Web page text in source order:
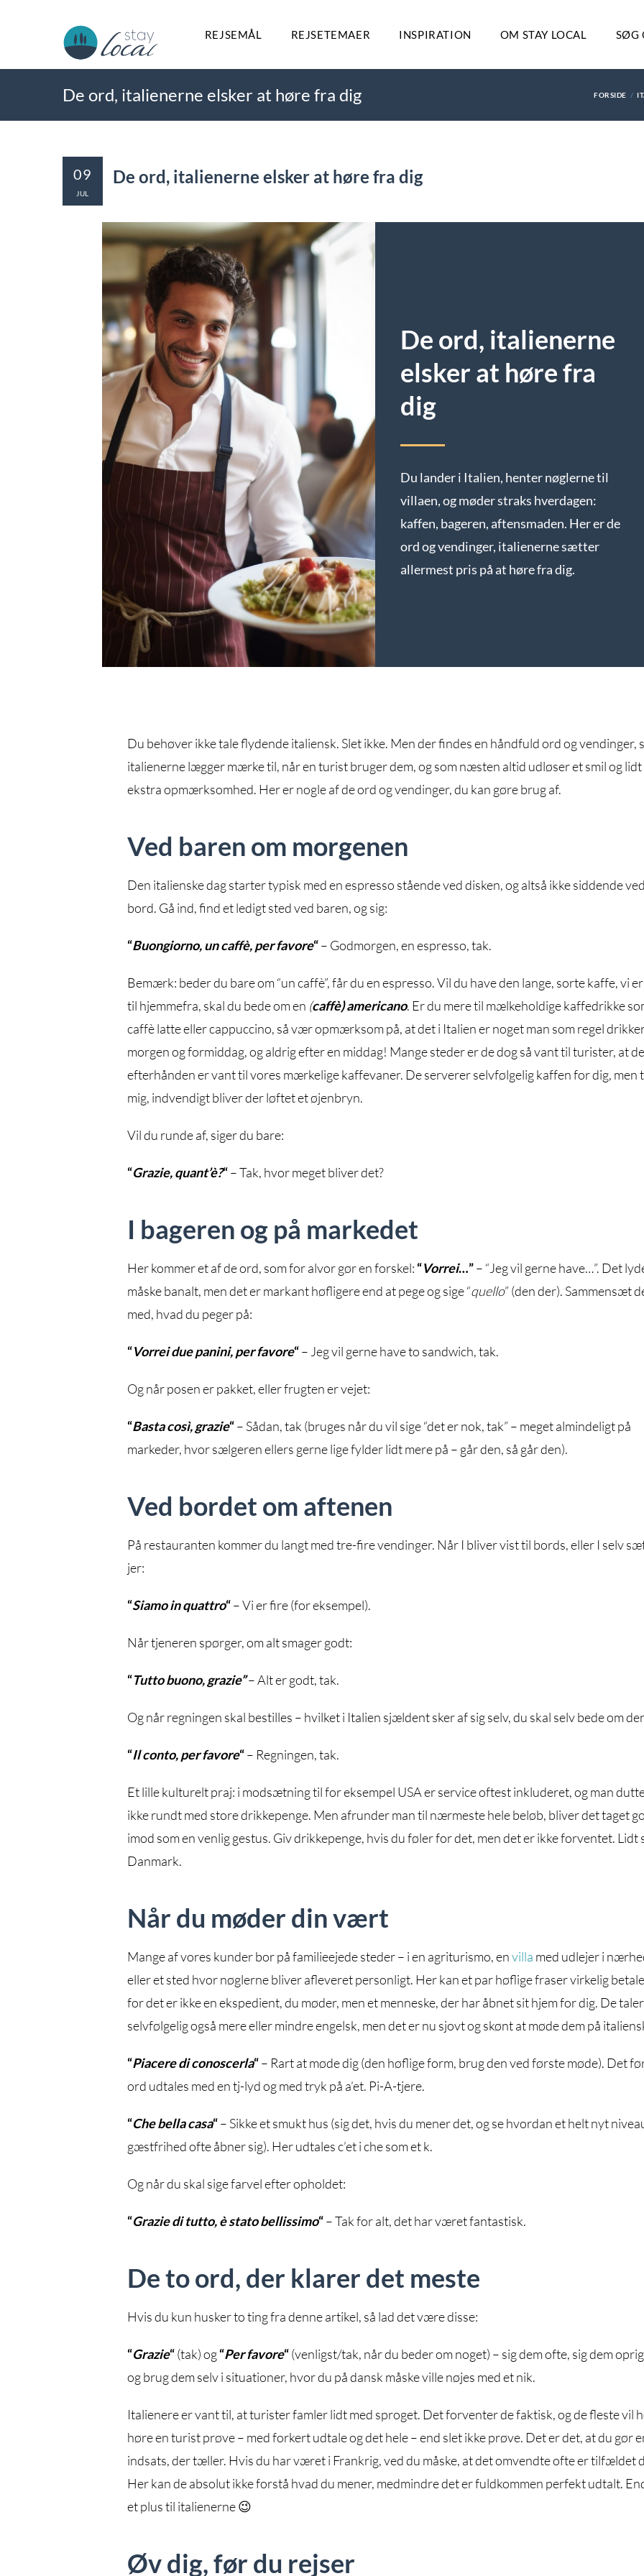
REJSEMÅL REJSETEMAER INSPIRATION OM STAY LOCAL SØG
De ord, italienerne elsker at høre fra dig FORSIDE
De ord, italienerne elsker at høre fra dig
De ord, italienerne
elsker at høre fra
dig
Du lander i Italien, henter nøglerne til
villaen, og møder straks hverdagen:
kaffen, bageren, aftensmaden. Her er de
ord og vendinger, italienerne sætter
allermest pris på at høre fra dig.
Du behøver ikke tale flydende italiensk. Slet ikke. Men der findes en håndfuld ord og vendinger,
italienerne lægger mærke til, når en turist bruger dem, og som næsten altid udløser et smil og lidt
ekstra opmærksomhed. Her er nogle af de ord og vendinger, du kan gøre brug af.
Ved baren om morgenen
Den italienske dag starter typisk med en espresso stående ved disken, og altså ikke siddende
bord. Gå ind, find et ledigt sted ved baren, og sig:
“Buongiorno, un caffè, per favore“– Godmorgen, en espresso, tak.
Bemærk: beder du bare om “un caffè”, får du en espresso. Vil du have den lange, sorte kaffe, vi
til hjemmefra, skal du bede om en (caffè) americano. Er du mere til mælkeholdige kaffedrikke
caffè latte eller cappuccino, så vær opmærksom på, at det i Italien er noget man som regel
morgen og formiddag, og aldrig efter en middag! Mange steder er de dog så vant til turister, at de
efterhånden er vant til vores mærkelige kaffevaner. De serverer selvfølgelig kaffen for dig, men
mig, indvendigt bliver der løftet et øjenbryn.
Vil du runde af, siger du bare:
“Grazie, quant’è?“– Tak, hvor meget bliver det?
I bageren og på markedet
Her kommer et af de ord, som for alvor gør en forskel: “Vorrei…”– “Jeg vil gerne have…”. Det
måske banalt, men det er markant høfligere end at pege og sige “quello” (den der). Sammensæt
med, hvad du peger på:
“Vorrei due panini, per favore“– Jeg vil gerne have to sandwich, tak.
Og når posen er pakket, eller frugten er vejet:
“Basta così, grazie“– Sådan, tak (bruges når du vil sige “det er nok, tak” – meget almindeligt på
markeder, hvor sælgeren ellers gerne lige fylder lidt mere på – går den, så går den).
Ved bordet om aftenen
På restauranten kommer du langt med tre-fire vendinger. Når I bliver vist til bords, eller I selv
jer:
“Siamo in quattro“– Vi er fire (for eksempel).
Når tjeneren spørger, om alt smager godt:
“Tutto buono, grazie”– Alt er godt, tak.
Og når regningen skal bestilles – hvilket i Italien sjældent sker af sig selv, du skal selv bede om
“Il conto, per favore“– Regningen, tak.
Et lille kulturelt praj: i modsætning til for eksempel USA er service oftest inkluderet, og man
ikke rundt med store drikkepenge. Men afrunder man til nærmeste hele beløb, bliver det taget
imod som en venlig gestus. Giv drikkepenge, hvis du føler for det, men det er ikke forventet. Lidt
Danmark.
Når du møder din vært
Mange af vores kunder bor på familieejede steder – i en agriturismo, envilla med udlejer i
eller et sted hvor nøglerne bliver afleveret personligt. Her kan et par høflige fraser virkelig
for det er ikke en ekspedient, du møder, men et menneske, der har åbnet sit hjem for dig. De taler
selvfølgelig også mere eller mindre engelsk, men det er nu sjovt og skønt at møde dem på
“Piacere di conoscerla“– Rart at møde dig (den høflige form, brug den ved første møde). Det
ord udtales med en tj-lyd og med tryk på a’et. Pi-A-tjere.
“Che bella casa“– Sikke et smukt hus (sig det, hvis du mener det, og se hvordan et helt nyt
gæstfrihed ofte åbner sig). Her udtales c’et i che som et k.
Og når du skal sige farvel efter opholdet:
“Grazie di tutto, è stato bellissimo“– Tak for alt, det har været fantastisk.
De to ord, der klarer det meste
Hvis du kun husker to ting fra denne artikel, så lad det være disse:
“Grazie“(tak) og“Per favore“(venligst/tak, når du beder om noget) – sig dem ofte, sig dem
og brug dem selv i situationer, hvor du på dansk måske ville nøjes med et nik.
Italienere er vant til, at turister famler lidt med sproget. Det forventer de faktisk, og de fleste vil
høre en turist prøve – med forkert udtale og det hele – end slet ikke prøve. Det er det, at du gør
indsats, der tæller. Hvis du har været i Frankrig, ved du måske, at det omvendte ofte er tilfældet
Her kan de absolut ikke forstå hvad du mener, medmindre det er fuldkommen perfekt udtalt.
et plus til italienerne 😉
Øv dig, før du rejser
09
JUL